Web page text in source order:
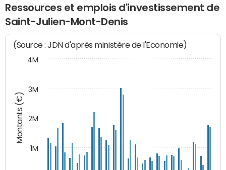
Ressources et emplois d'investissement de
Saint-Julien-Mont-Denis
Montants (€)
(Source : JDN d'après ministère de l'Economie)
1M
2M
3M
4M